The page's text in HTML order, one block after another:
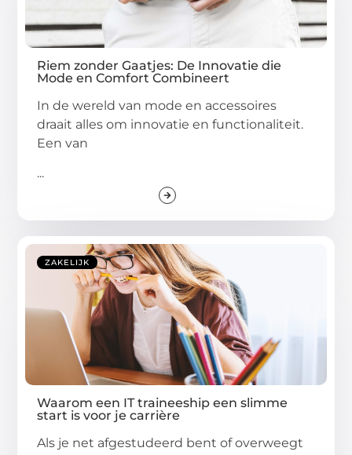
Riem zonder Gaatjes: De Innovatie die
Mode en Comfort Combineert
In de wereld van mode en accessoires
draait alles om innovatie en functionaliteit.
Een van
...
ZAKELIJK
Waarom een IT traineeship een slimme
start is voor je carrière
Als je net afgestudeerd bent of overweegt